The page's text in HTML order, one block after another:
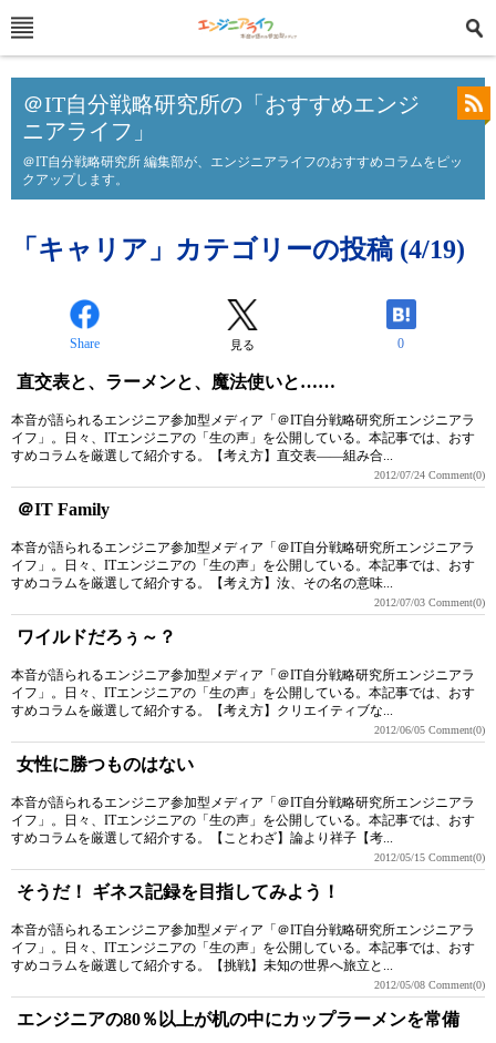
＠IT自分戦略研究所の「おすすめエンジ
ニアライフ」
＠IT自分戦略研究所 編集部が、エンジニアライフのおすすめコラムをピッ
クアップします。
「キャリア」カテゴリーの投稿 (4/19)
Share 見る 0
直交表と、ラーメンと、魔法使いと……
本音が語られるエンジニア参加型メディア「＠IT自分戦略研究所エンジニアラ
イフ」。日々、ITエンジニアの「生の声」を公開している。本記事では、おす
すめコラムを厳選して紹介する。【考え方】直交表――組み合...
2012/07/24 Comment(0)
＠IT Family
本音が語られるエンジニア参加型メディア「＠IT自分戦略研究所エンジニアラ
イフ」。日々、ITエンジニアの「生の声」を公開している。本記事では、おす
すめコラムを厳選して紹介する。【考え方】汝、その名の意味...
2012/07/03 Comment(0)
ワイルドだろぅ～？
本音が語られるエンジニア参加型メディア「＠IT自分戦略研究所エンジニアラ
イフ」。日々、ITエンジニアの「生の声」を公開している。本記事では、おす
すめコラムを厳選して紹介する。【考え方】クリエイティブな...
2012/06/05 Comment(0)
女性に勝つものはない
本音が語られるエンジニア参加型メディア「＠IT自分戦略研究所エンジニアラ
イフ」。日々、ITエンジニアの「生の声」を公開している。本記事では、おす
すめコラムを厳選して紹介する。【ことわざ】論より祥子【考...
2012/05/15 Comment(0)
そうだ！ ギネス記録を目指してみよう！
本音が語られるエンジニア参加型メディア「＠IT自分戦略研究所エンジニアラ
イフ」。日々、ITエンジニアの「生の声」を公開している。本記事では、おす
すめコラムを厳選して紹介する。【挑戦】未知の世界へ旅立と...
2012/05/08 Comment(0)
エンジニアの80％以上が机の中にカップラーメンを常備